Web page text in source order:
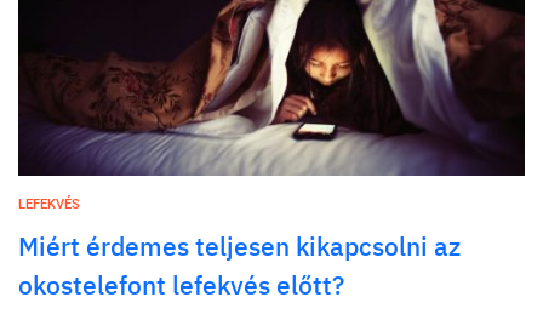
LEFEKVÉS
Miért érdemes teljesen kikapcsolni az
okostelefont lefekvés előtt?